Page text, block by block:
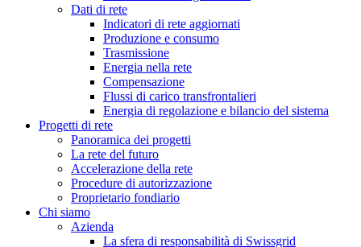
Dati di rete
Indicatori di rete aggiornati
Produzione e consumo
Trasmissione
Energia nella rete
Compensazione
Flussi di carico transfrontalieri
Energia di regolazione e bilancio del sistema
Progetti di rete
Panoramica dei progetti
La rete del futuro
Accelerazione della rete
Procedure di autorizzazione
Proprietario fondiario
Chi siamo
Azienda
La sfera di responsabilità di Swissgrid